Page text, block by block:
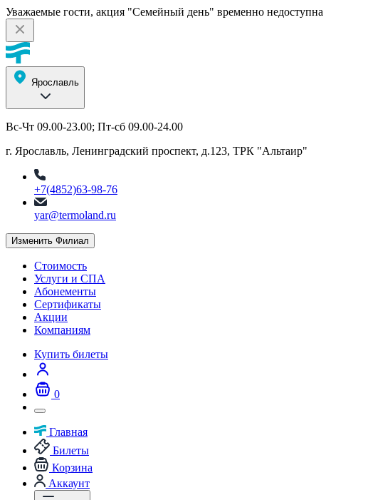
Уважаемые гости, акция "Семейный день" временно недоступна
Ярославль
Вс-Чт 09.00-23.00; Пт-сб 09.00-24.00
г. Ярославль, Ленинградский проспект, д.123, ТРК "Альтаир"
+7(4852)63-98-76
yar@termoland.ru
Изменить Филиал
Стоимость
Услуги и СПА
Абонементы
Сертификаты
Акции
Компаниям
Купить билеты
0
Главная
Билеты
Корзина
Аккаунт